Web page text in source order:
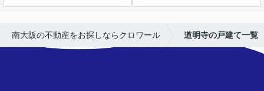
南大阪の不動産をお探しならクロワール 道明寺の戸建て一覧